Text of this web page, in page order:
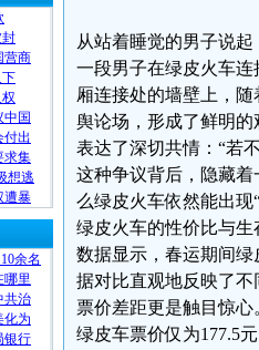
封
营商
下
国
付出
求集
想逃
遭暴
余名
哪里
共治
化为
银行
从站着睡觉的男子说起
一段男子在绿皮火车
厢连接处的墙壁上，
舆论场，形成了鲜明的
表达了深切共情：“若
这种争议背后，隐藏
么绿皮火车依然能出现
绿皮火车的性价比与生
数据显示，春运期间绿
据对比直观地反映了不
票价差距更是触目惊
绿皮车票价仅为177.5